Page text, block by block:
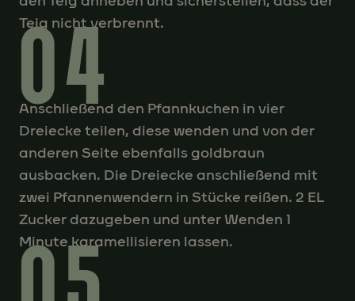
Teig nicht verbrennt.
04
Anschließend den Pfannkuchen in vier
Dreiecke teilen, diese wenden und von der
anderen Seite ebenfalls goldbraun
ausbacken. Die Dreiecke anschließend mit
zwei Pfannenwendern in Stücke reißen. 2 EL
Zucker dazugeben und unter Wenden 1
Minute karamellisieren lassen.